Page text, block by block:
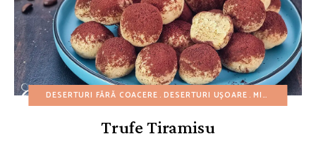
DESERTURI FĂRĂ COACERE DESERTURI UȘOARE MINI PRĂJITURI
Trufe Tiramisu